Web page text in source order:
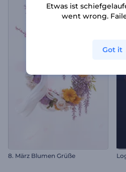
8. März Blumen Grüße
Etwas ist
went wrong.
Got it